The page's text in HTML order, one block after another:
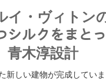
イ・ヴィトン
シルクをまと
木淳設計
新しい建物が完成してい